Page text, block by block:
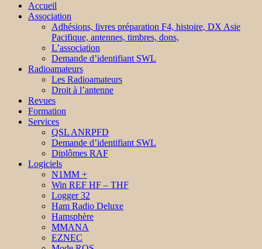
Accueil
Association
Adhésions, livres préparation F4, histoire, DX Asie
Pacifique, antennes, timbres, dons,
L’association
Demande d’identifiant SWL
Radioamateurs
Les Radioamateurs
Droit à l’antenne
Revues
Formation
Services
QSL ANRPFD
Demande d’identifiant SWL
Diplômes RAF
Logiciels
N1MM +
Win REF HF – THF
Logger 32
Ham Radio Deluxe
Hamsphère
MMANA
EZNEC